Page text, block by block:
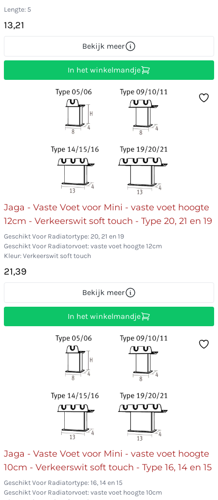
Lengte: 5
13,21
Bekijk meer
In het winkelmandje
Jaga - Vaste Voet voor Mini - vaste voet hoogte
12cm - Verkeerswit soft touch - Type 20, 21 en 19
Geschikt Voor Radiatortype: 20, 21 en 19
Geschikt Voor Radiatorvoet: vaste voet hoogte 12cm
Kleur: Verkeerswit soft touch
21,39
Bekijk meer
In het winkelmandje
Jaga - Vaste Voet voor Mini - vaste voet hoogte
10cm - Verkeerswit soft touch - Type 16, 14 en 15
Geschikt Voor Radiatortype: 16, 14 en 15
Geschikt Voor Radiatorvoet: vaste voet hoogte 10cm